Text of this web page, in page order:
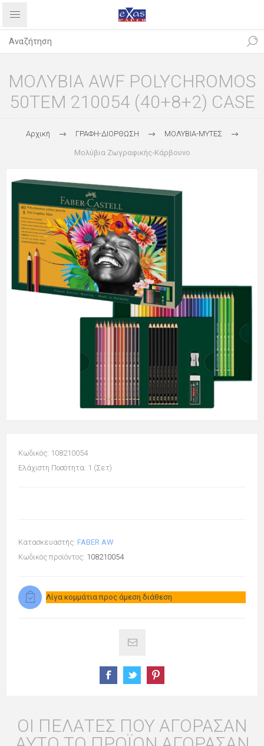
ΜΟΛΥΒΙΑ AWF POLYCHROMOS
50ΤΕΜ 210054 (40+8+2) CASE
Αρχική ΓΡΑΦΗ-ΔΙΟΡΘΩΣΗ ΜΟΛΥΒΙΑ-ΜΥΤΕΣ
Μολύβια Ζωγραφικής-Κάρβουνο
Κωδικός: 108210054
Ελάχιστη Ποσότητα: 1 (Σετ)
Κατασκευαστής: FABER AW
Κωδικός προϊόντος: 108210054
Λίγα κομμάτια προς άμεση διάθεση
ΟΙ ΠΕΛΆΤΕΣ ΠΟΥ ΑΓΌΡΑΣΑΝ